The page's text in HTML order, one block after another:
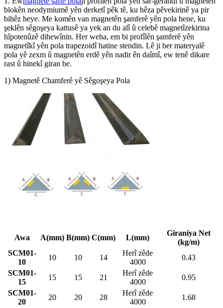
blokên neodymiumê yên derketî pêk tê, ku hêza pêvekirinê ya pir
bihêz heye. Me komên van magnetên şamferê yên pola hene, ku
şeklên sêgoşeya kattusê ya yek an du alî û celebê magnetîzekirina
hîpotenûzê dihewînin. Her weha, em bi profîlên şamferê yên
magnetîkî yên pola trapezoidî hatine stendin. Lê ji ber materyalê
pola yê zexm û magnetên erdê yên nadir ên daîmî, ew tenê dikare
rast û hinekî giran be.
1) Magnetê Chamferê yê Sêgoşeya Pola
Awa A(mm) B(mm) C(mm) L(mm)
Giraniya Net
(kg/m)
SCM01-
10
10 10 14
Herî zêde
4000
0.43
SCM01-
15
15 15 21
Herî zêde
4000
0.95
SCM01-
20
20 20 28
Herî zêde
4000
1.68